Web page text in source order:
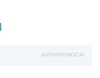
AUTOPROMOCJA